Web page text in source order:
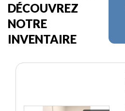
DÉCOUVREZ
NOTRE
INVENTAIRE